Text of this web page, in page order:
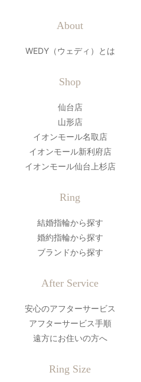
About
WEDY（ウェディ）とは
Shop
仙台店
山形店
イオンモール名取店
イオンモール新利府店
イオンモール仙台上杉店
Ring
結婚指輪から探す
婚約指輪から探す
ブランドから探す
After Service
安心のアフターサービス
アフターサービス手順
遠方にお住いの方へ
Ring Size